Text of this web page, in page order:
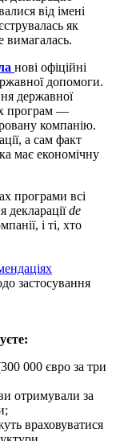
від імені
як
вимагалась.
нові офіційні
допомоги.
державної
програм —
компанію.
а сам факт
має економічну
програми всі
de
і ті, хто
застосування
000 євро за три
отримували за
враховуватися